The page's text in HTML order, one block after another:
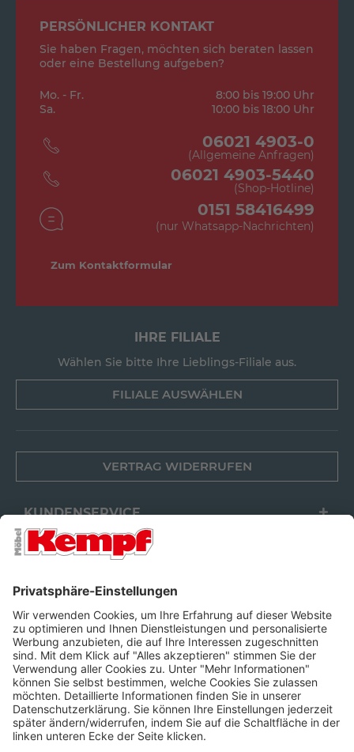
PERSÖNLICHER KONTAKT
Sie haben Fragen, möchten sich beraten lassen
oder eine Bestellung aufgeben?
Mo. - Fr.
8:00 bis 19:00 Uhr
Sa.
10:00 bis 18:00 Uhr
06021 4903-0
(Allgemeine Anfragen)
06021 4903-5440
(Shop-Hotline)
0151 58416499
(nur Whatsapp-Nachrichten)
Zum Kontaktformular
IHRE FILIALE
Wählen Sie bitte Ihre Lieblings-Filiale aus.
FILIALE AUSWÄHLEN
VERTRAG WIDERRUFEN
KUNDENSERVICE
FILIALEN
FOLGEN SIE UNS
Barrierefreiheit Cookie-Einstellungen Widerrufsrecht